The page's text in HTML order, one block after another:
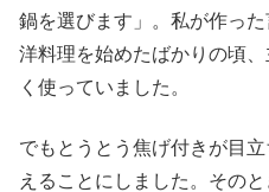
鍋を選びます」。私が作っ
洋料理を始めたばかりの頃
く使っていました。
でもとうとう焦げ付きが目
えることにしました。その